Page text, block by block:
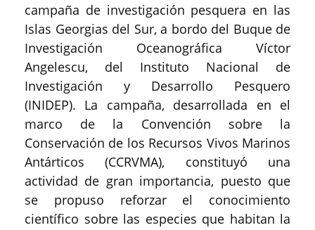
campaña de investigación pesquera en las
Islas Georgias del Sur, a bordo del Buque de
Investigación Oceanográfica Víctor
Angelescu, del Instituto Nacional de
Investigación y Desarrollo Pesquero
(INIDEP). La campaña, desarrollada en el
marco de la Convención sobre la
Conservación de los Recursos Vivos Marinos
Antárticos (CCRVMA), constituyó una
actividad de gran importancia, puesto que
se propuso reforzar el conocimiento
científico sobre las especies que habitan la